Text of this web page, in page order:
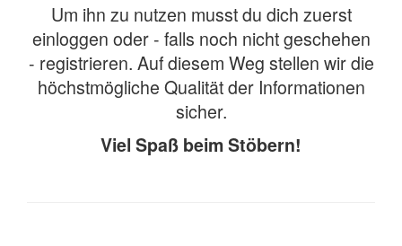
Um ihn zu nutzen musst du dich zuerst
einloggen oder - falls noch nicht geschehen
- registrieren. Auf diesem Weg stellen wir die
höchstmögliche Qualität der Informationen
sicher.
Viel Spaß beim Stöbern!